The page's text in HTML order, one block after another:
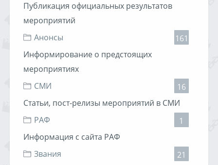
Публикация официальных результатов
мероприятий
Анонсы
161
Информирование о предстоящих
мероприятиях
СМИ
16
Статьи, пост-релизы мероприятий в СМИ
РАФ
1
Информация с сайта РАФ
Звания
21